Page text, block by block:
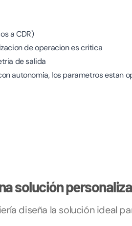
a CDR)
de operacion es critica
de salida
autonomia, los parametros estan
solución
diseña la solución ideal